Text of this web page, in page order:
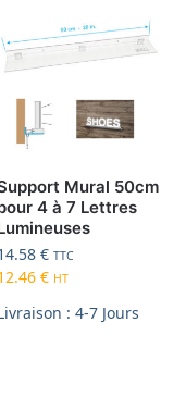
Mural 50cm
4 à 7 Lettres
€ TTC
€ HT
: 4-7 Jours